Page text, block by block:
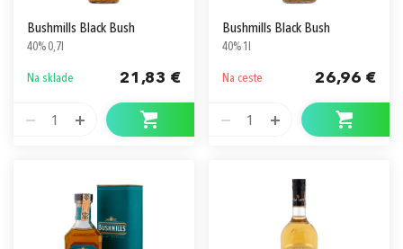
Bushmills Black Bush
40% 0,7l
Na sklade 21,83 €
1
Bushmills Black Bush
40% 1l
Na ceste 26,96 €
1